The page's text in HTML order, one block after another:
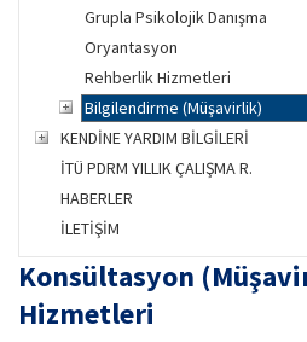
Grupla Psikolojik Danışma
Oryantasyon
Rehberlik Hizmetleri
Bilgilendirme (Müşavirlik)
KENDİNE YARDIM BİLGİLERİ
İTÜ PDRM YILLIK ÇALIŞMA R.
HABERLER
İLETİŞİM
Konsültasyon
Hizmetleri